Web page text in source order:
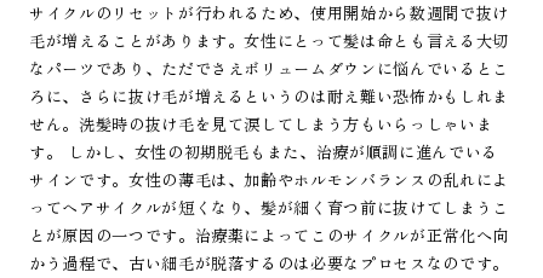
サイクルのリセットが行われるため、使用開始から数週間で抜け
毛が増えることがあります。女性にとって髪は命とも言える大切
なパーツであり、ただでさえボリュームダウンに悩んでいるとこ
ろに、さらに抜け毛が増えるというのは耐え難い恐怖かもしれま
せん。洗髪時の抜け毛を見て涙してしまう方もいらっしゃいま
す。 しかし、女性の初期脱毛もまた、治療が順調に進んでいる
サインです。女性の薄毛は、加齢やホルモンバランスの乱れによ
ってヘアサイクルが短くなり、髪が細く育つ前に抜けてしまうこ
とが原因の一つです。治療薬によってこのサイクルが正常化へ向
かう過程で、古い細毛が脱落するのは必要なプロセスなのです。